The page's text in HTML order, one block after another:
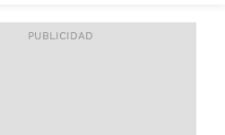
ACCESO FULL - $1.800/MES